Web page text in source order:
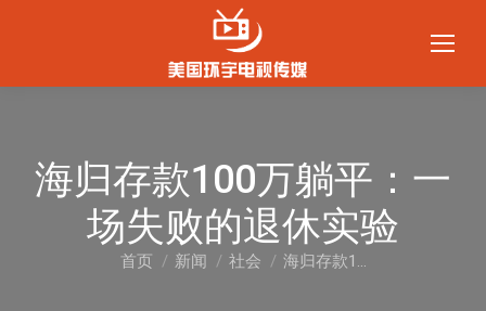
海归存款100万躺平：一
场失败的退休实验
您在这里：
首页 新闻 社会 海归存款1…